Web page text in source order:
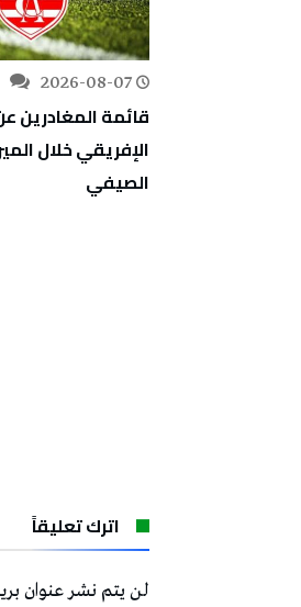
2026-08-07
قائمة المغادرين
الإفريقي خلال
الصيفي
اترك تعليقاً
لن يتم نشر عنوان